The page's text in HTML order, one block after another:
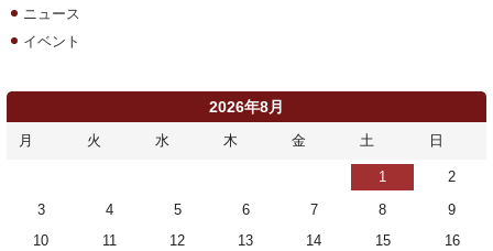
ニュース
イベント
2026年8月
月 火 水 木 金 土 日
1
2
3
4 5 6 7 8
9
10
11 12 13 14 15
16